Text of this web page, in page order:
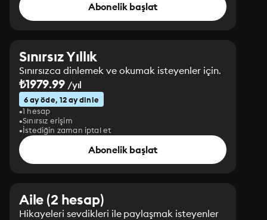
Abonelik başlat
Sınırsız Yıllık
Sınırsızca dinlemek ve okumak isteyenler için.
₺1979.99/yıl
6 ay öde, 12 ay dinle
1 hesap
Sınırsız erişim
İstediğin zaman iptal et
Abonelik başlat
Aile (2 hesap)
Hikayeleri sevdikleri ile paylaşmak isteyenler